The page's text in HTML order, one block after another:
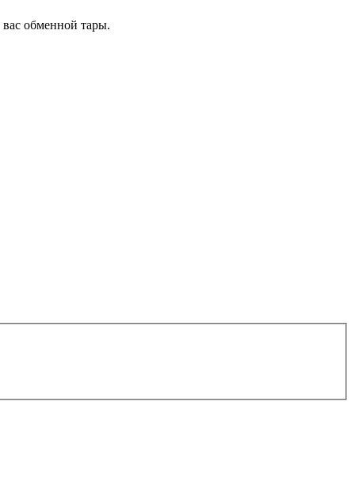
вас обменной тары.